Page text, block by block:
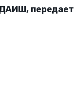
передает